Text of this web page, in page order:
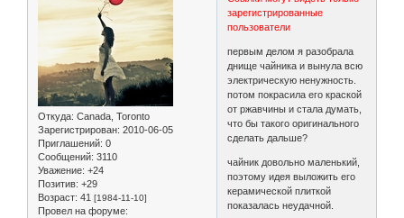
Откуда: Canada, Toronto
Зарегистрирован: 2010-06-05
Приглашений: 0
Сообщений: 3110
Уважение: +24
Позитив: +29
Возраст: 41 [1984-11-10]
Провел на форуме:
зарегистрированные
пользователи
первым делом я разобрала
днище чайника и вынула всю
электрическую ненужность.
потом покрасила его краской
от ржавчины и стала думать,
что бы такого оригинального
сделать дальше?
чайник довольно маленький,
поэтому идея выложить его
керамической плиткой
показалась неудачной.